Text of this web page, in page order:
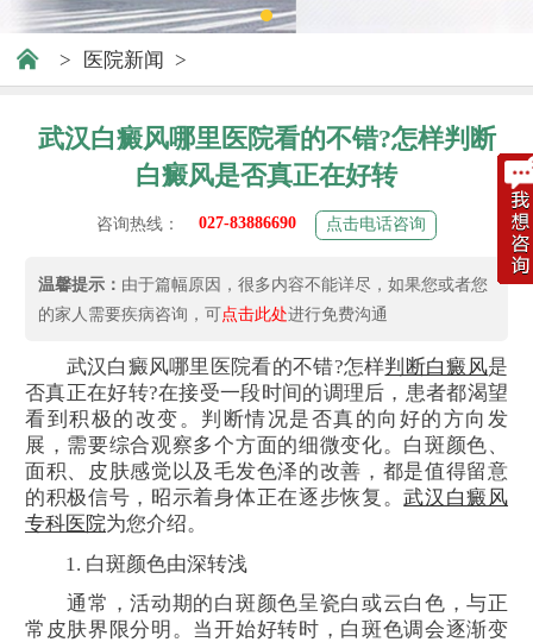
> 医院新闻 >
武汉白癜风哪里医院看的不错?怎样判断
白癜风是否真正在好转
咨询热线： 027-83886690 点击电话咨询
温馨提示： 由于篇幅原因，很多内容不能详尽，如果您或者您
的家人需要疾病咨询，可点击此处进行免费沟通
武汉白癜风哪里医院看的不错?怎样判断白癜风是
否真正在好转?在接受一段时间的调理后，患者都渴望
看到积极的改变。判断情况是否真的向好的方向发
展，需要综合观察多个方面的细微变化。白斑颜色、
面积、皮肤感觉以及毛发色泽的改善，都是值得留意
的积极信号，昭示着身体正在逐步恢复。武汉白癜风
专科医院为您介绍。
1. 白斑颜色由深转浅
通常，活动期的白斑颜色呈瓷白或云白色，与正
常皮肤界限分明。当开始好转时，白斑色调会逐渐变